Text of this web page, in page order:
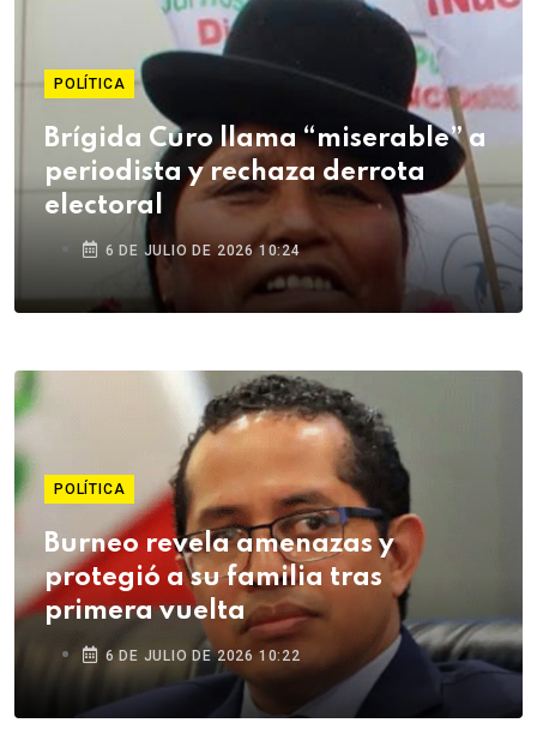
POLÍTICA
Brígida Curo llama “miserable” a
periodista y rechaza derrota
electoral
6 DE JULIO DE 2026 10:24
POLÍTICA
Burneo revela amenazas y
protegió a su familia tras
primera vuelta
6 DE JULIO DE 2026 10:22